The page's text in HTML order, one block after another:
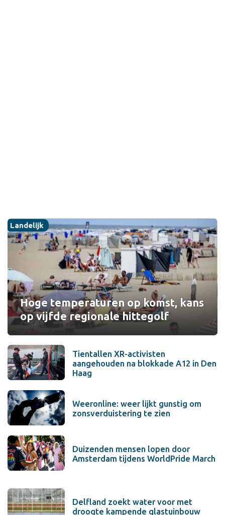
Hoge temperaturen op komst, kans
op vijfde regionale hittegolf
Landelijk
Tientallen XR-activisten
aangehouden na blokkade A12 in Den
Haag
Weeronline: weer lijkt gunstig om
zonsverduistering te zien
Duizenden mensen lopen door
Amsterdam tijdens WorldPride March
Delfland zoekt water voor met
droogte kampende glastuinbouw